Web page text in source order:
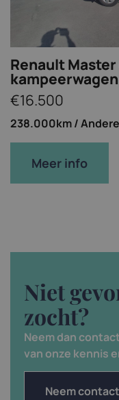
Renault
€16.500
238.000km /
Meer info
Niet
zocht?
Neem dan
van onze kennis
Neem